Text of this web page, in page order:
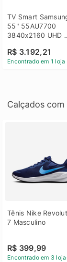
TV Smart
55" 55AU7700
3840x2160 UHD
Bluetooth
R$ 3.192,21
Encontrado em 1 loja
Calçados
Tênis Nike
7 Masculino
R$ 399,99
Encontrado em 3